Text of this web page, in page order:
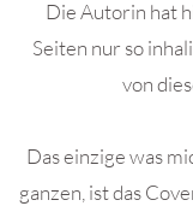
Die Autorin hat
Seiten nur so
von
Das einzige was
ganzen, ist das